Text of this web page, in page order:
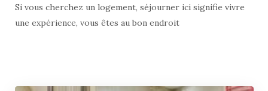
Si vous cherchez un logement, séjourner ici signifie vivre
une expérience, vous êtes au bon endroit